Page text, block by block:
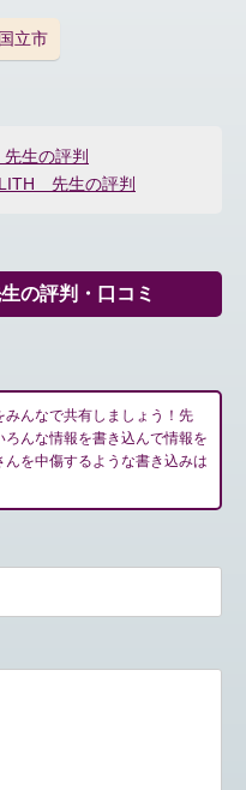
立市
生の評判
先生の評判
の評判・口コミ
んなで共有しましょう！先
んな情報を書き込んで情報を
を中傷するような書き込みは